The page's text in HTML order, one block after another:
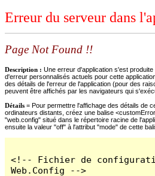
Erreur du serveur dans
Page Not Found !!
Description : Une erreur d'application s'est
d'erreur personnalisés actuels pour cette
des détails de l'erreur de l'application (pour des
peuvent être affichés par les navigateurs qui
Détails = Pour permettre l'affichage des détails de
ordinateurs distants, créez une balise
"web.config" situé dans le répertoire racine de
ensuite la valeur "off" à l'attribut "mode" de cette
<!-- Fichier de
Web.Config -->